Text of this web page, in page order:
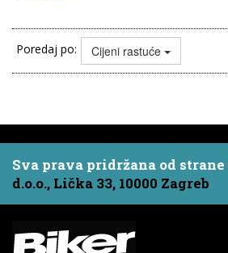
Poredaj po: Cijeni rastuće
Sva prava pridržana od strane
d.o.o., Lička 33, 10000 Zagreb